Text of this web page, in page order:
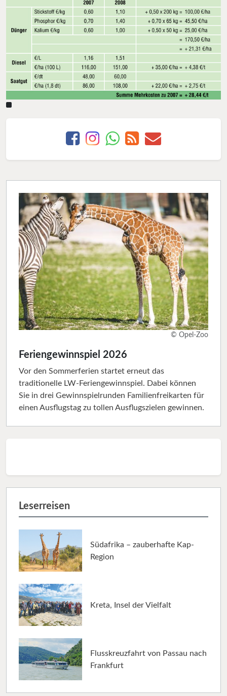
© Opel-Zoo
Feriengewinnspiel 2026
Vor den Sommerferien startet erneut das
traditionelle LW-Feriengewinnspiel. Dabei können
Sie in drei Gewinnspielrunden Familienfreikarten für
einen Ausflugstag zu tollen Ausflugszielen gewinnen.
Leserreisen
Südafrika – zauberhafte Kap-
Region
Kreta, Insel der Vielfalt
Flusskreuzfahrt von Passau nach
Frankfurt